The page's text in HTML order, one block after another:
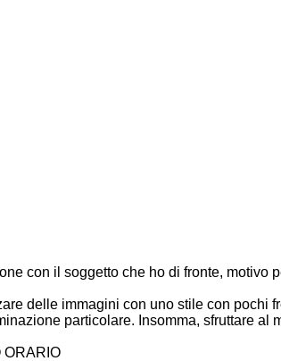
con il soggetto che ho di fronte,
delle immagini con uno stile con pochi
particolare. Insomma, sfruttare al
ORARIO